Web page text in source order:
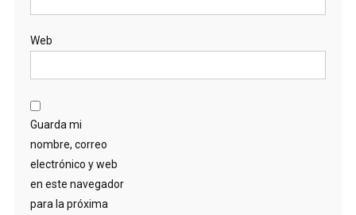
Web
Guarda mi
nombre, correo
electrónico y web
en este navegador
para la próxima